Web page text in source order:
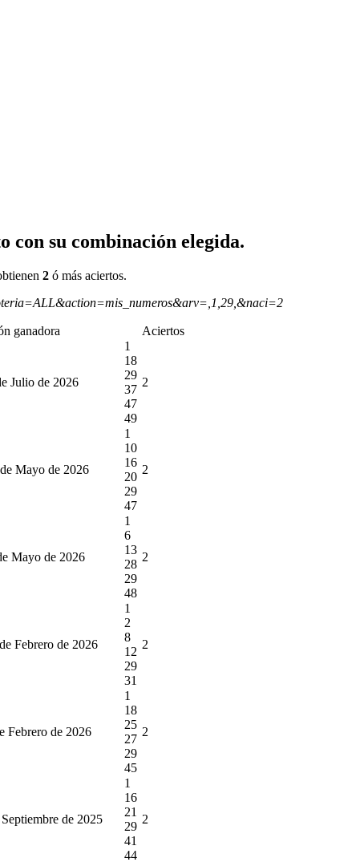
con su combinación elegida.
2 ó más aciertos.
ganadora Aciertos
Julio de 2026
1
18
29
37
47
49
2
Mayo de 2026
1
10
16
20
29
47
2
Mayo de 2026
1
6
13
28
29
48
2
Febrero de 2026
1
2
8
12
29
31
2
Febrero de 2026
1
18
25
27
29
45
2
de 2025
1
16
21
29
41
44
2